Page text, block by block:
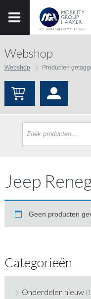
Webshop
Webshop Producten
Jeep
Geen producten
Categorieën
Onderdelen nieuw